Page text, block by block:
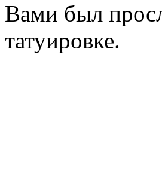
Вами был
татуировке.